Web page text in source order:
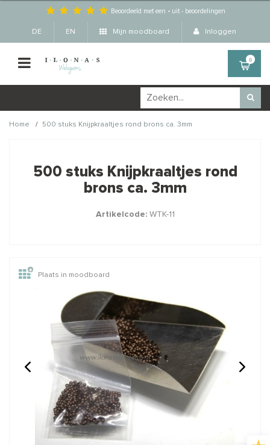
Beoordeeld met een - uit -beoordelingen
DE EN Mijn moodboard Inloggen
0
Home / 500 stuks Knijpkraaltjes rond brons ca. 3mm
producten ook interessant
1 stuk sterling zilveren
knijpkraalverberger ca.
4mm
925/ 1e gehalte zilver
Mooi sluitend
Klik voor staffelkorting
Incl. btw
€1,03 Excl. btw
Sterling zilveren oogje
gesloten ca. 4x0.64mm
925/1e gehalte zilver
Klik voor staffelkorting
€0,85 Incl. btw
500 stuks Knijpkraaltjes rond
brons ca. 3mm
Artikelcode:WTK-11
Plaats in moodboard